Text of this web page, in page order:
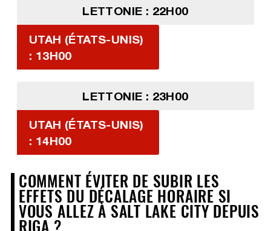
LETTONIE : 22H00
UTAH (ÉTATS-UNIS)
: 13H00
LETTONIE : 23H00
UTAH (ÉTATS-UNIS)
: 14H00
COMMENT ÉVITER DE SUBIR LES
EFFETS DU DÉCALAGE HORAIRE SI
VOUS ALLEZ À SALT LAKE CITY DEPUIS
RIGA ?